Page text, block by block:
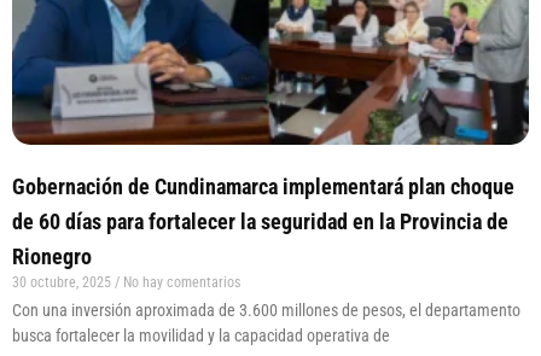
Gobernación de Cundinamarca implementará plan choque
de 60 días para fortalecer la seguridad en la Provincia de
Rionegro
30 octubre, 2025 No hay comentarios
Con una inversión aproximada de 3.600 millones de pesos, el departamento
busca fortalecer la movilidad y la capacidad operativa de